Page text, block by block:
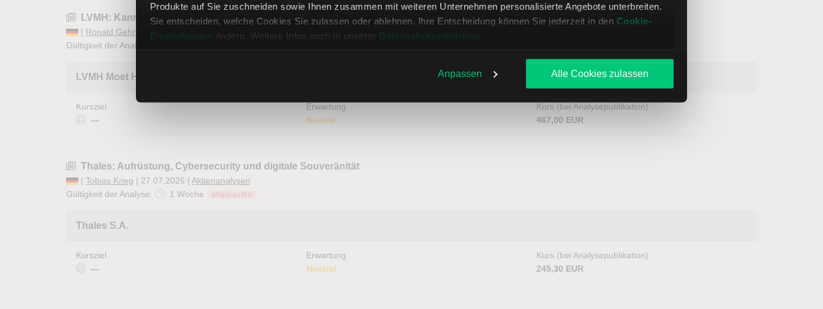
Produkte auf Sie zuschneiden sowie Ihnen zusammen mit weiteren Unternehmen personalisierte Angebote unterbreiten.
Sie entscheiden, welche Cookies Sie zulassen oder ablehnen. Ihre Entscheidung können Sie jederzeit in den Cookie-
Einstellungen
ändern. Weitere Infos auch in unserer Datenschutzerklärung
Anpassen Alle Cookies zulassen
LVMH: Kann diese Halbjahresbilanz die Käufer zurückbringen?
| Ronald Gehrt | 28.07.2026 |
Aktienanalysen
Gültigkeit der Analyse:
LVMH Moet Hennessy Louis Vuitton S.A.
Kursziel
—
Erwartung
Neutral
Kurs (bei Analysepublikation)
467,00 EUR
Thales: Aufrüstung, Cybersecurity und digitale Souveränität
| Tobias Krieg | 27.07.2026 | Aktienanalysen
Gültigkeit der Analyse:
1 Woche abgelaufen
Thales S.A.
Kursziel
—
Erwartung
Neutral
Kurs (bei Analysepublikation)
245,30 EUR